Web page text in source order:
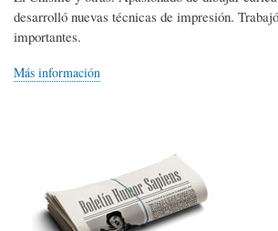
desarrolló nuevas técnicas de impresión.
importantes.
Más información